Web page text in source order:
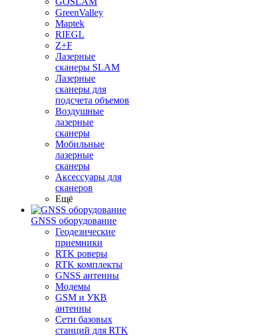
GreenValley
Maptek
RIEGL
Z+F
Лазерные
сканеры SLAM
Лазерные
сканеры для
подсчета объемов
Воздушные
лазерные
сканеры
Мобильные
лазерные
сканеры
Аксессуары для
сканеров
Ещё
GNSS оборудование
Геодезические
приемники
RTK роверы
RTK комплекты
GNSS антенны
Модемы
GSM и УКВ
антенны
Сети базовых
станций для RTK